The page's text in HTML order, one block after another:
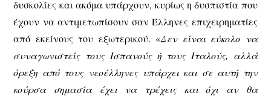
δυσκολίες και ακόμα υπάρχουν, κυρίως η δυσπιστία που
έχουν να αντιμετωπίσουν σαν Έλληνες επιχειρηματίες
από εκείνους του εξωτερικού. «Δεν είναι εύκολο να
συναγωνιστείς τους Ισπανούς ή τους Ιταλούς, αλλά
όρεξη από τους νεοέλληνες υπάρχει και σε αυτή την
κούρσα σημασία έχει να τρέχεις και όχι αν θα